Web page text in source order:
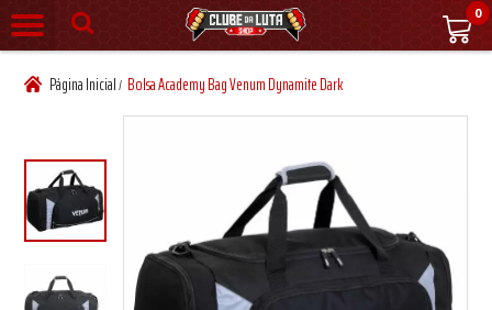
0
Página Inicial/ Bolsa Academy Bag Venum Dynamite Dark